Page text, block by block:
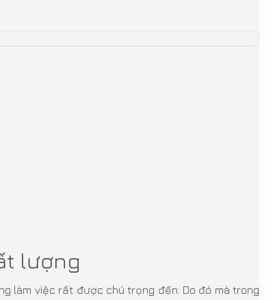
lượng
làm việc rất được chú trọng đến. Do đó mà trong